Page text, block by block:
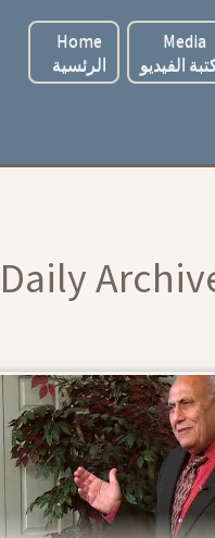
Home
الرئسية
Media
الفيديو
Daily